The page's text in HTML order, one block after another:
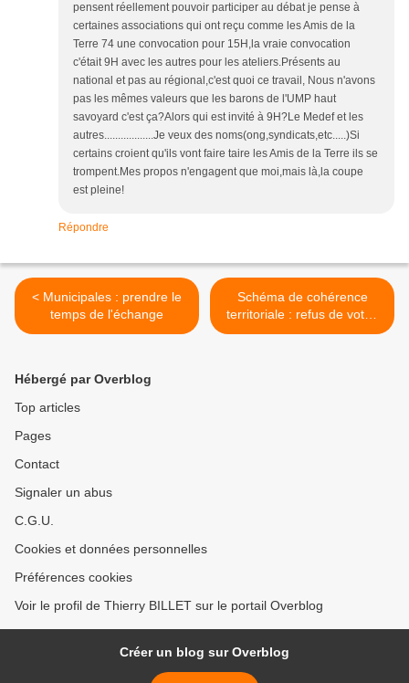
pensent réellement pouvoir participer au débat je pense à
certaines associations qui ont reçu comme les Amis de la
Terre 74 une convocation pour 15H,la vraie convocation
c'était 9H avec les autres pour les ateliers.Présents au
national et pas au régional,c'est quoi ce travail, Nous n'avons
pas les mêmes valeurs que les barons de l'UMP haut
savoyard c'est ça?Alors qui est invité à 9H?Le Medef et les
autres..................Je veux des noms(ong,syndicats,etc.....)Si
certains croient qu'ils vont faire taire les Amis de la Terre ils se
trompent.Mes propos n'engagent que moi,mais là,la coupe
est pleine!
Répondre
< Municipales : prendre le
temps de l'échange
Schéma de cohérence
territoriale : refus de vote !
>
Hébergé par Overblog
Top articles
Pages
Contact
Signaler un abus
C.G.U.
Cookies et données personnelles
Préférences cookies
Voir le profil de Thierry BILLET sur le portail Overblog
Créer un blog sur Overblog